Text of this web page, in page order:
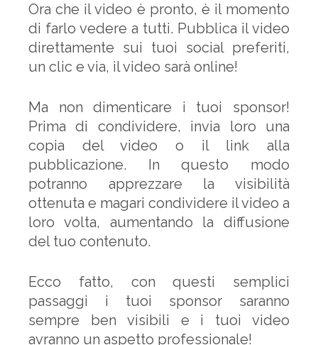
Ora che il video è pronto, è il momento
di farlo vedere a tutti. Pubblica il video
direttamente sui tuoi social preferiti,
un clic e via, il video sarà online!
Ma non dimenticare i tuoi sponsor!
Prima di condividere, invia loro una
copia del video o il link alla
pubblicazione. In questo modo
potranno apprezzare la visibilità
ottenuta e magari condividere il video a
loro volta, aumentando la diffusione
del tuo contenuto.
Ecco fatto, con questi semplici
passaggi i tuoi sponsor saranno
sempre ben visibili e i tuoi video
avranno un aspetto professionale!